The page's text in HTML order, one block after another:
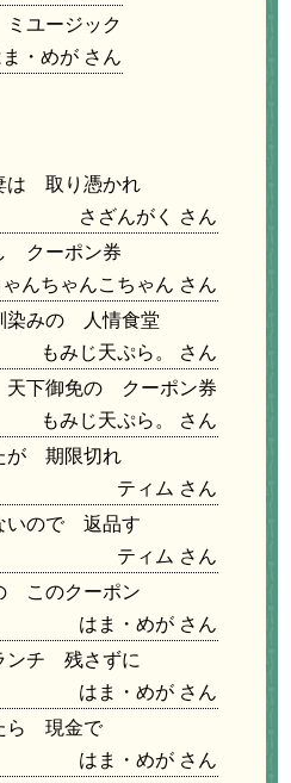
ユージック
ま・めが
は 取り憑かれ
さざんがく
クーポン券
んちゃんこちゃん
染みの 人情食堂
もみじ天ぷら。
下御免の クーポン券
もみじ天ぷら。
が 期限切れ
ティム
いので 返品す
ティム
このクーポン
はま・めが
ンチ 残さずに
はま・めが
ら 現金で
はま・めが